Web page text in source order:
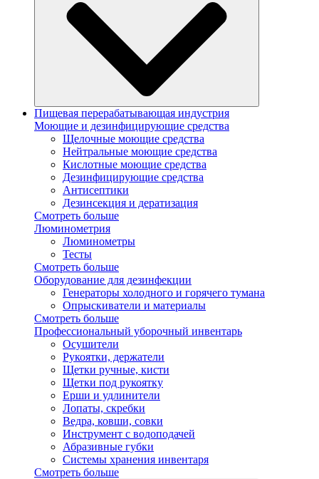
Пищевая перерабатывающая индустрия
Моющие и дезинфицирующие средства
Щелочные моющие средства
Нейтральные моющие средства
Кислотные моющие средства
Дезинфицирующие средства
Антисептики
Дезинсекция и дератизация
Смотреть больше
Люминометрия
Люминометры
Тесты
Смотреть больше
Оборудование для дезинфекции
Генераторы холодного и горячего тумана
Опрыскиватели и материалы
Смотреть больше
Профессиональный уборочный инвентарь
Осушители
Рукоятки, держатели
Щетки ручные, кисти
Щетки под рукоятку
Ерши и удлинители
Лопаты, скребки
Ведра, ковши, совки
Инструмент с водоподачей
Абразивные губки
Системы хранения инвентаря
Смотреть больше